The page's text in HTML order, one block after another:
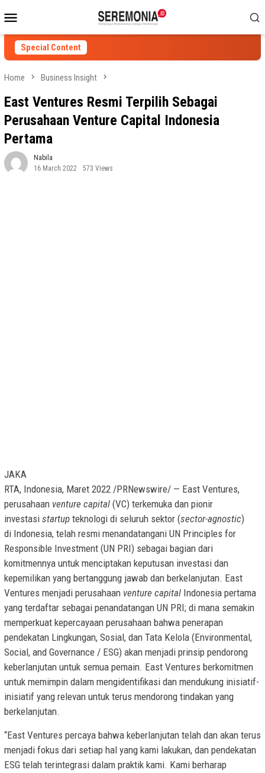
to
contentMenu
Special Content
Home Business Insight
East Ventures Resmi Terpilih Sebagai
Perusahaan Venture Capital Indonesia
Pertama
Nabila
16 March 2022
573 Views
JAKA
RTA, Indonesia, Maret 2022 /PRNewswire/ — East Ventures,
perusahaan venture capital (VC) terkemuka dan pionir
investasi startup teknologi di seluruh sektor (sector-agnostic)
di Indonesia, telah resmi menandatangani UN Principles for
Responsible Investment (UN PRI) sebagai bagian dari
komitmennya untuk menciptakan keputusan investasi dan
kepemilikan yang bertanggung jawab dan berkelanjutan. East
Ventures menjadi perusahaan venture capital Indonesia pertama
yang terdaftar sebagai penandatangan UN PRI; di mana semakin
memperkuat kepercayaan perusahaan bahwa penerapan
pendekatan Lingkungan, Sosial, dan Tata Kelola (Environmental,
Social, and Governance / ESG) akan menjadi prinsip pendorong
keberlanjutan untuk semua pemain. East Ventures berkomitmen
untuk memimpin dalam mengidentifikasi dan mendukung inisiatif-
inisiatif yang relevan untuk terus mendorong tindakan yang
berkelanjutan.
“East Ventures percaya bahwa keberlanjutan telah dan akan terus
menjadi fokus dari setiap hal yang kami lakukan, dan pendekatan
ESG telah terintegrasi dalam praktik kami. Kami berharap